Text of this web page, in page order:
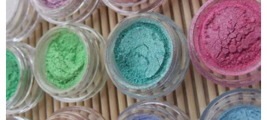
温变粉可以做防伪标签、温变防伪吗... 2026-08-05
温变粉适合做热变还是冷变？ 2026-08-04